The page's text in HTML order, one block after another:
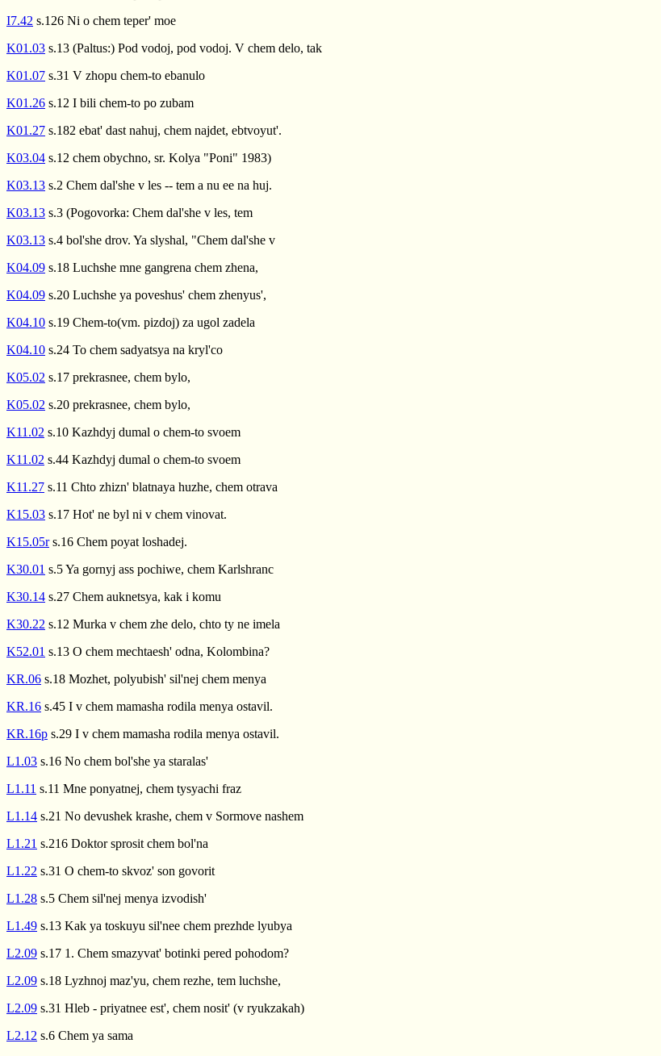
I7.42 s.126 Ni o chem teper' moe
K01.03 s.13 (Paltus:) Pod vodoj, pod vodoj. V chem delo, tak
K01.07 s.31 V zhopu chem-to ebanulo
K01.26 s.12 I bili chem-to po zubam
K01.27 s.182 ebat' dast nahuj, chem najdet, ebtvoyut'.
K03.04 s.12 chem obychno, sr. Kolya "Poni" 1983)
K03.13 s.2 Chem dal'she v les -- tem a nu ee na huj.
K03.13 s.3 (Pogovorka: Chem dal'she v les, tem
K03.13 s.4 bol'she drov. Ya slyshal, "Chem dal'she v
K04.09 s.18 Luchshe mne gangrena chem zhena,
K04.09 s.20 Luchshe ya poveshus' chem zhenyus',
K04.10 s.19 Chem-to(vm. pizdoj) za ugol zadela
K04.10 s.24 To chem sadyatsya na kryl'co
K05.02 s.17 prekrasnee, chem bylo,
K05.02 s.20 prekrasnee, chem bylo,
K11.02 s.10 Kazhdyj dumal o chem-to svoem
K11.02 s.44 Kazhdyj dumal o chem-to svoem
K11.27 s.11 Chto zhizn' blatnaya huzhe, chem otrava
K15.03 s.17 Hot' ne byl ni v chem vinovat.
K15.05rs.16 Chem poyat loshadej.
K30.01 s.5 Ya gornyj ass pochiwe, chem Karlshranc
K30.14 s.27 Chem auknetsya, kak i komu
K30.22 s.12 Murka v chem zhe delo, chto ty ne imela
K52.01 s.13 O chem mechtaesh' odna, Kolombina?
KR.06 s.18 Mozhet, polyubish' sil'nej chem menya
KR.16 s.45 I v chem mamasha rodila menya ostavil.
KR.16p s.29 I v chem mamasha rodila menya ostavil.
L1.03 s.16 No chem bol'she ya staralas'
L1.11 s.11 Mne ponyatnej, chem tysyachi fraz
L1.14 s.21 No devushek krashe, chem v Sormove nashem
L1.21 s.216 Doktor sprosit chem bol'na
L1.22 s.31 O chem-to skvoz' son govorit
L1.28 s.5 Chem sil'nej menya izvodish'
L1.49 s.13 Kak ya toskuyu sil'nee chem prezhde lyubya
L2.09 s.17 1. Chem smazyvat' botinki pered pohodom?
L2.09 s.18 Lyzhnoj maz'yu, chem rezhe, tem luchshe,
L2.09 s.31 Hleb - priyatnee est', chem nosit' (v ryukzakah)
L2.12 s.6 Chem ya sama